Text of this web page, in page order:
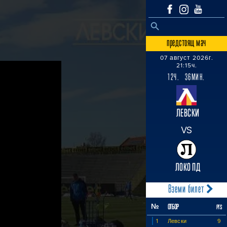
Search
SEARCH BUTTON
предстоящ мач
07 август 2026г.
21:15ч.
12Ч. 36МИН.
ЛЕВСКИ
VS
ЛОКО ПД
Вземи билет
№ ОТБОР PTS
1 Левски 9